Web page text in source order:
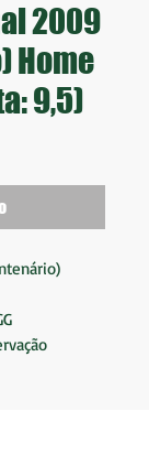
2009
Home
9,5)